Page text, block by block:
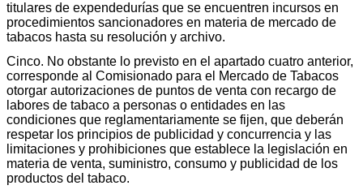
titulares de expendedurías que se encuentren incursos en
procedimientos sancionadores en materia de mercado de
tabacos hasta su resolución y archivo.
Cinco. No obstante lo previsto en el apartado cuatro anterior,
corresponde al Comisionado para el Mercado de Tabacos
otorgar autorizaciones de puntos de venta con recargo de
labores de tabaco a personas o entidades en las
condiciones que reglamentariamente se fijen, que deberán
respetar los principios de publicidad y concurrencia y las
limitaciones y prohibiciones que establece la legislación en
materia de venta, suministro, consumo y publicidad de los
productos del tabaco.